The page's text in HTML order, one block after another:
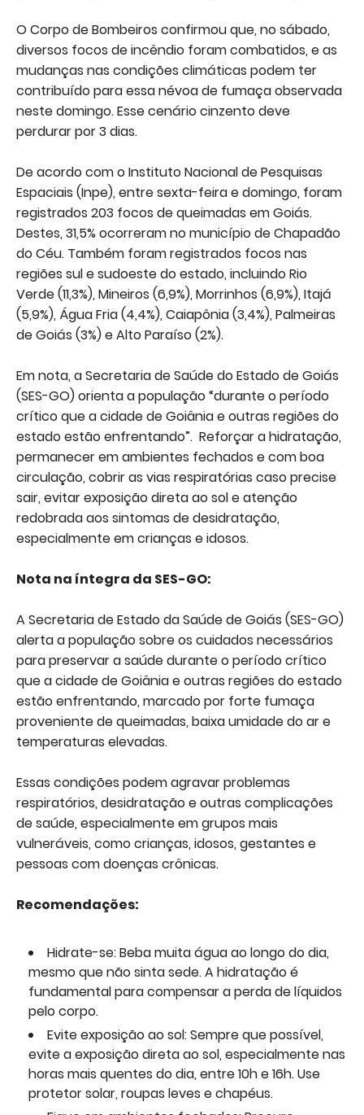
O Corpo de Bombeiros confirmou que, no sábado,
diversos focos de incêndio foram combatidos, e as
mudanças nas condições climáticas podem ter
contribuído para essa névoa de fumaça observada
neste domingo. Esse cenário cinzento deve
perdurar por 3 dias.
De acordo com o Instituto Nacional de Pesquisas
Espaciais (Inpe), entre sexta-feira e domingo, foram
registrados 203 focos de queimadas em Goiás.
Destes, 31,5% ocorreram no município de Chapadão
do Céu. Também foram registrados focos nas
regiões sul e sudoeste do estado, incluindo Rio
Verde (11,3%), Mineiros (6,9%), Morrinhos (6,9%), Itajá
(5,9%), Água Fria (4,4%), Caiapônia (3,4%), Palmeiras
de Goiás (3%) e Alto Paraíso (2%).
Em nota, a Secretaria de Saúde do Estado de Goiás
(SES-GO) orienta a população “durante o período
crítico que a cidade de Goiânia e outras regiões do
estado estão enfrentando”. Reforçar a hidratação,
permanecer em ambientes fechados e com boa
circulação, cobrir as vias respiratórias caso precise
sair, evitar exposição direta ao sol e atenção
redobrada aos sintomas de desidratação,
especialmente em crianças e idosos.
Nota na íntegra da SES-GO:
A Secretaria de Estado da Saúde de Goiás (SES-GO)
alerta a população sobre os cuidados necessários
para preservar a saúde durante o período crítico
que a cidade de Goiânia e outras regiões do estado
estão enfrentando, marcado por forte fumaça
proveniente de queimadas, baixa umidade do ar e
temperaturas elevadas.
Essas condições podem agravar problemas
respiratórios, desidratação e outras complicações
de saúde, especialmente em grupos mais
vulneráveis, como crianças, idosos, gestantes e
pessoas com doenças crônicas.
Recomendações:
Hidrate-se: Beba muita água ao longo do dia,
mesmo que não sinta sede. A hidratação é
fundamental para compensar a perda de líquidos
pelo corpo.
Evite exposição ao sol: Sempre que possível,
evite a exposição direta ao sol, especialmente nas
horas mais quentes do dia, entre 10h e 16h. Use
protetor solar, roupas leves e chapéus.